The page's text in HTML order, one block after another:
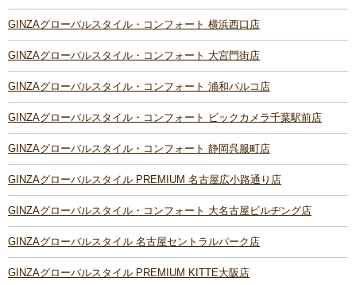
GINZAグローバルスタイル・コンフォート 横浜西口店
GINZAグローバルスタイル・コンフォート 大宮門街店
GINZAグローバルスタイル・コンフォート 浦和パルコ店
GINZAグローバルスタイル・コンフォート ビックカメラ千葉駅前店
GINZAグローバルスタイル・コンフォート 静岡呉服町店
GINZAグローバルスタイル PREMIUM 名古屋広小路通り店
GINZAグローバルスタイル・コンフォート 大名古屋ビルヂング店
GINZAグローバルスタイル 名古屋セントラルパーク店
GINZAグローバルスタイル PREMIUM KITTE大阪店